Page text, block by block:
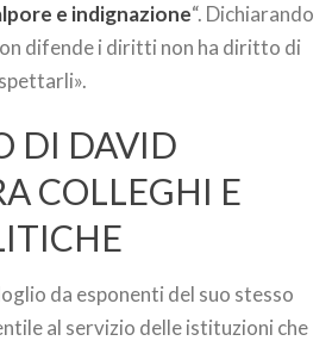
e indignazione“. Dichiarando
difende i diritti non ha diritto di
DI DAVID
COLLEGHI E
da esponenti del suo stesso
al servizio delle istituzioni che